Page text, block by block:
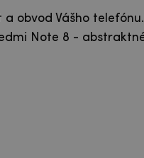
obvod Vášho
Note 8 -